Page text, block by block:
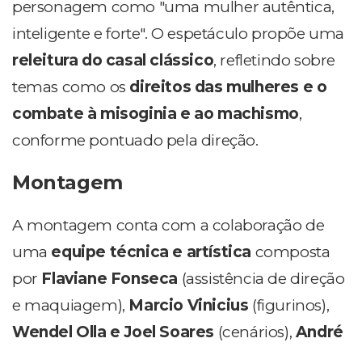
personagem como "uma mulher autêntica,
inteligente e forte". O espetáculo propõe uma
releitura do casal clássico, refletindo sobre
temas como os direitos das mulheres e o
combate à misoginia e ao machismo,
conforme pontuado pela direção.
Montagem
A montagem conta com a colaboração de
uma equipe técnica e artística composta
por Flaviane Fonseca (assistência de direção
e maquiagem), Marcio Vinicius (figurinos),
Wendel Olla e Joel Soares (cenários), André